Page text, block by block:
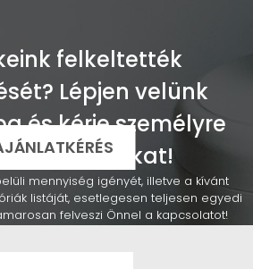
felkeltették
Lépjen velünk
és kérje személyre
ajánlatunkat!
mennyiség igényét, illetve a kívánt
listáját, esetlegesen teljesen egyedi
felveszi Önnel a kapcsolatot!